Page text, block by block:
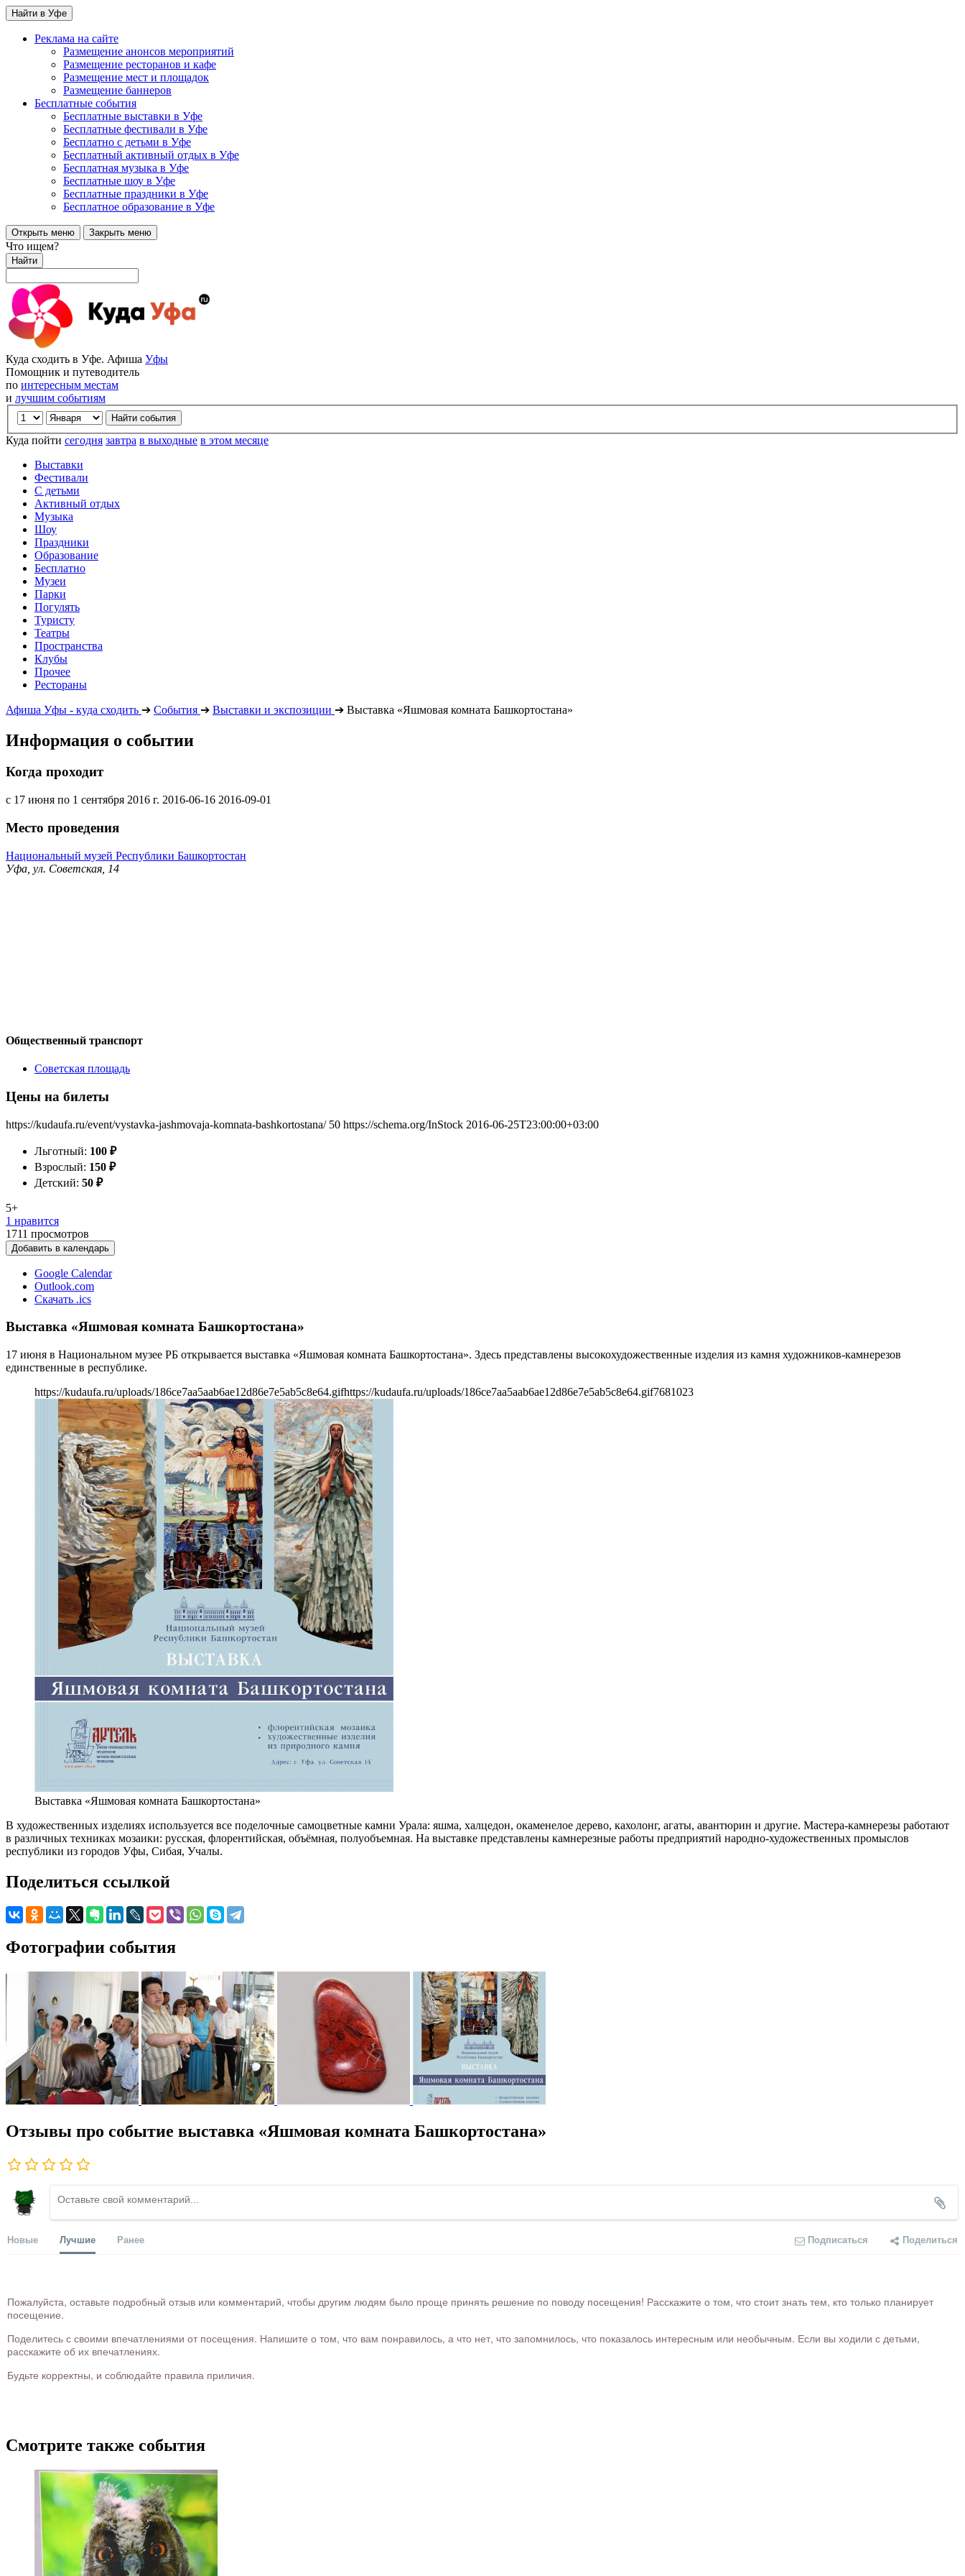
Найти в Уфе
Реклама на сайте
Размещение анонсов мероприятий
Размещение ресторанов и кафе
Размещение мест и площадок
Размещение баннеров
Бесплатные события
Бесплатные выставки в Уфе
Бесплатные фестивали в Уфе
Бесплатно с детьми в Уфе
Бесплатный активный отдых в Уфе
Бесплатная музыка в Уфе
Бесплатные шоу в Уфе
Бесплатные праздники в Уфе
Бесплатное образование в Уфе
Открыть меню Закрыть меню
Что ищем?
Найти
Куда сходить в Уфе. Афиша Уфы
Помощник и путеводитель
по интересным местам
и лучшим событиям
Куда пойти сегодня завтра в выходные в этом месяце
Выставки
Фестивали
С детьми
Активный отдых
Музыка
Шоу
Праздники
Образование
Бесплатно
Музеи
Парки
Погулять
Туристу
Театры
Пространства
Клубы
Прочее
Рестораны
Афиша Уфы - куда сходить ➔ События ➔ Выставки и экспозиции ➔ Выставка «Яшмовая комната Башкортостана»
Информация о событии
Когда проходит
с 17 июня по 1 сентября 2016 г. 2016-06-16 2016-09-01
Место проведения
Национальный музей Республики Башкортостан
Уфа, ул. Советская, 14
Общественный транспорт
Советская площадь
Цены на билеты
https://kudaufa.ru/event/vystavka-jashmovaja-komnata-bashkortostana/ 50 https://schema.org/InStock 2016-06-25T23:00:00+03:00
Льготный: 100 ₽
Взрослый: 150 ₽
Детский: 50 ₽
5+
1 нравится
1711 просмотров
Добавить в календарь
Google Calendar
Outlook.com
Скачать .ics
Выставка «Яшмовая комната Башкортостана»
17 июня в Национальном музее РБ открывается выставка «Яшмовая комната Башкортостана». Здесь представлены высокохудожественные изделия из камня художников-камнерезов
единственные в республике.
https://kudaufa.ru/uploads/186ce7aa5aab6ae12d86e7e5ab5c8e64.gifhttps://kudaufa.ru/uploads/186ce7aa5aab6ae12d86e7e5ab5c8e64.gif7681023
Выставка «Яшмовая комната Башкортостана»
В художественных изделиях используется все поделочные самоцветные камни Урала: яшма, халцедон, окаменелое дерево, кахолонг, агаты, авантюрин и другие. Мастера-камнерезы работают
в различных техниках мозаики: русская, флорентийская, объёмная, полуобъемная. На выставке представлены камнерезные работы предприятий народно-художественных промыслов
республики из городов Уфы, Сибая, Учалы.
Поделиться ссылкой
Фотографии события
Отзывы про событие выставка «Яшмовая комната Башкортостана»
Новые Лучшие Ранее Подписаться Поделиться
Пожалуйста, оставьте подробный отзыв или комментарий, чтобы другим людям было проще принять решение по поводу посещения! Расскажите о том, что стоит знать тем, кто только планирует
посещение.
Поделитесь с своими впечатлениями от посещения. Напишите о том, что вам понравилось, а что нет, что запомнилось, что показалось интересным или необычным. Если вы ходили с детьми,
расскажите об их впечатлениях.
Будьте корректны, и соблюдайте правила приличия.
Смотрите также события